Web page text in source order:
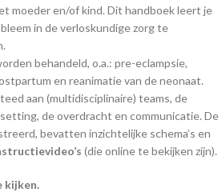
moeder en/of kind. Dit handboek leert je
in de verloskundige zorg te
behandeld, o.a.: pre-eclampsie,
en reanimatie van de neonaat.
aan (multidisciplinaire) teams, de
de overdracht en communicatie. De
bevatten inzichtelijke schema’s en
(die online te bekijken zijn).
kijken.